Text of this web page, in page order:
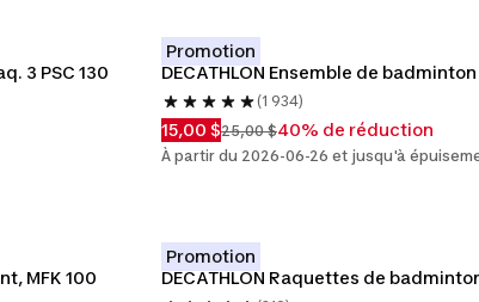
3 PSC 130
Promotion
DECATHLON Ensemble de badminton
(1 934)
15,00 $25,00 $40% de réduction
À partir du 2026-06-26 et jusqu'à
MFK 100
Promotion
DECATHLON Raquettes de badminton